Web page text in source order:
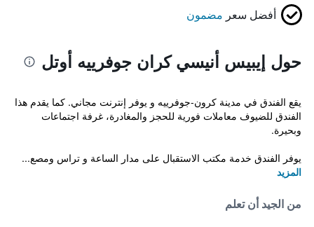
أفضل سعر مضمون
حول إيبيس أنيسي كران جوفرييه أوتل
يقع الفندق في مدينة كرون-جوفرييه و يوفر إنترنت مجاني. كما يقدم هذا
الفندق للضيوف معاملات فورية للحجز والمغادرة، غرفة اجتماعات
وبحيرة.
يوفر الفندق خدمة مكتب الاستقبال على مدار الساعة و تراس ومصع...
المزيد
من الجيد أن تعلم